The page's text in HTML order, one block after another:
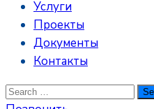
Услуги
Проекты
Документы
Контакты